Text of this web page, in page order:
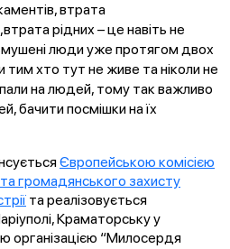
втрата
рідних – це навіть не
люди уже протягом двох
тим хто тут не живе та ніколи не
на людей, тому так важливо
бачити посмішки на їх
Європейською комісією
громадянського захисту
та реалізовується
Краматорську у
організацією “Милосердя